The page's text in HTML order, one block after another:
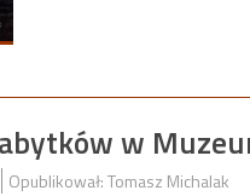
w
Opublikował: Tomasz Michalak